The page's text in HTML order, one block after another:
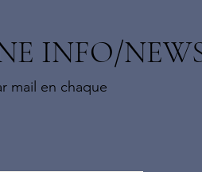
mail en chaque
INFO/